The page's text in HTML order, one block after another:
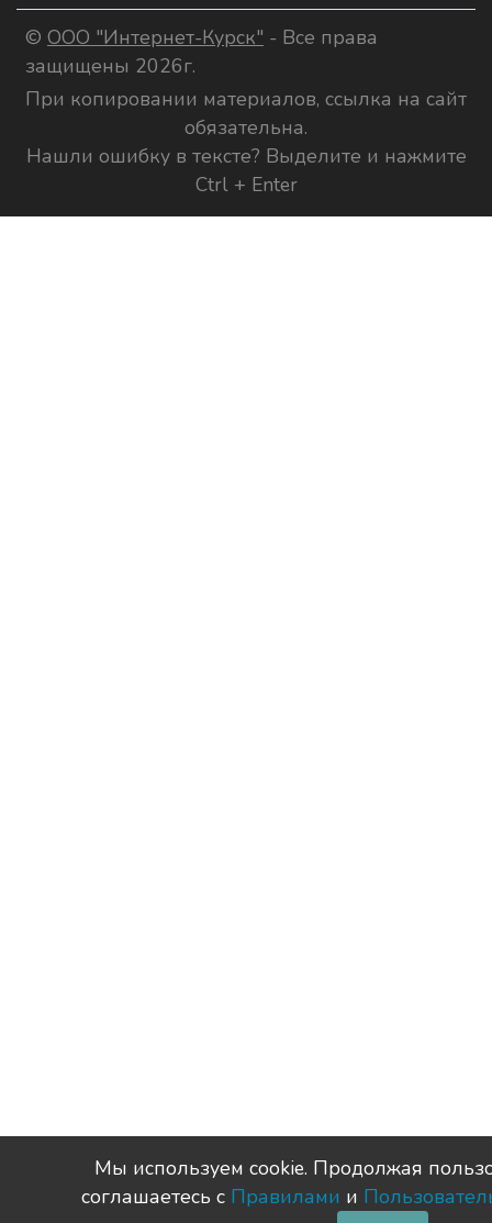
© ООО "Интернет-Курск" - Все права
защищены 2026г.
При копировании материалов, ссылка на сайт
обязательна.
Нашли ошибку в тексте? Выделите и нажмите
Ctrl + Enter
Мы используем сookie. Продолжая
соглашаетесь с Правилами и